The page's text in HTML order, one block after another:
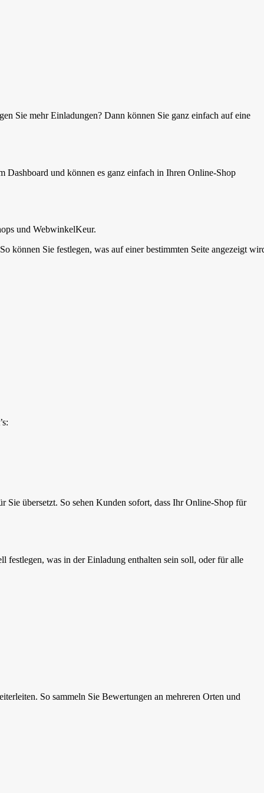
Sie mehr Einladungen? Dann können Sie ganz einfach auf eine
Dashboard und können es ganz einfach in Ihren Online-Shop
und WebwinkelKeur.
können Sie festlegen, was auf einer bestimmten Seite angezeigt
Sie übersetzt. So sehen Kunden sofort, dass Ihr Online-Shop für
festlegen, was in der Einladung enthalten sein soll, oder für alle
So sammeln Sie Bewertungen an mehreren Orten und